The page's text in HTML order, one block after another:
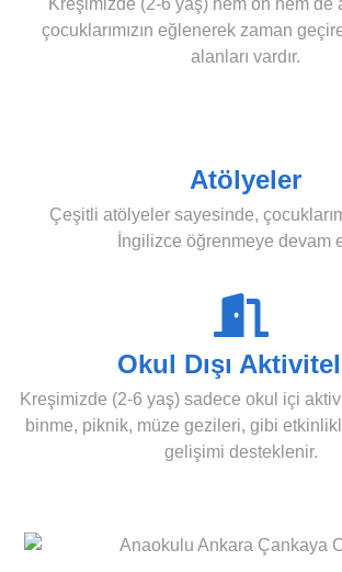
çocuklarımızın eğlenerek zaman
alanları vardır.
Atölyeler
Çeşitli atölyeler sayesinde,
İngilizce öğrenmeye devam
Okul Dışı
Kreşimizde (2-6 yaş) sadece okul içi
binme, piknik, müze gezileri, gibi
gelişimi desteklenir.